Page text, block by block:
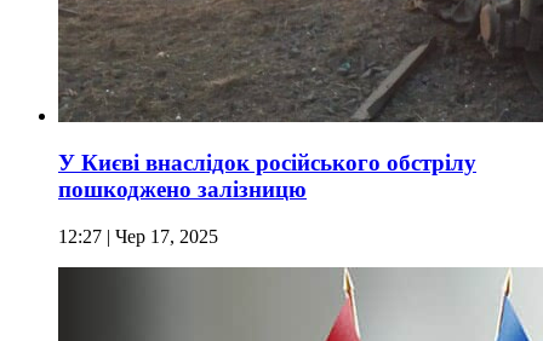
У Києві внаслідок російського обстрілу
пошкоджено залізницю
12:27 | Чер 17, 2025